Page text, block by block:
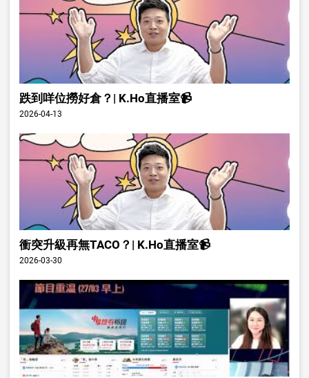
跌到咩位撈好倉？| K.Ho直播室📹
2026-04-13
衝突升級再無TACO？| K.Ho直播室📹
2026-03-30